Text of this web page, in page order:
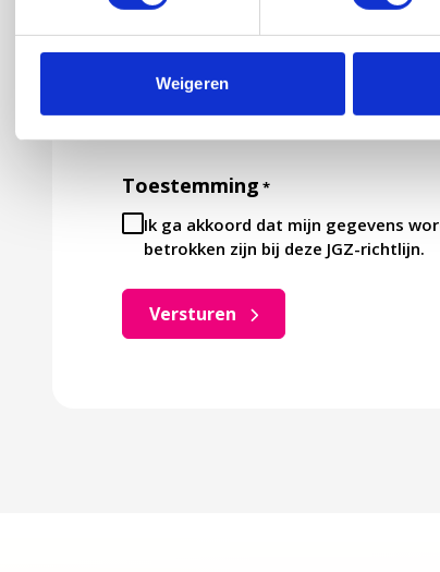
Weigeren
Jouw feedback wordt verwerkt door
Toestemming *
Ik ga akkoord dat mijn gegevens
betrokken zijn bij deze JGZ-richtlijn.
Versturen